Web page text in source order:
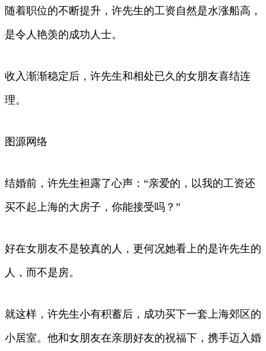
随着职位的不断提升，许先生的工资自然是水涨船高，
是令人艳羡的成功人士。
收入渐渐稳定后，许先生和相处已久的女朋友喜结连
理。
图源网络
结婚前，许先生袒露了心声：“亲爱的，以我的工资还
买不起上海的大房子，你能接受吗？”
好在女朋友不是较真的人，更何况她看上的是许先生的
人，而不是房。
就这样，许先生小有积蓄后，成功买下一套上海郊区的
小居室。他和女朋友在亲朋好友的祝福下，携手迈入婚